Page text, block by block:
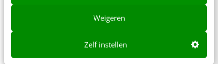
Weigeren
Zelf instellen
Over het boek ‘Speel-skills’